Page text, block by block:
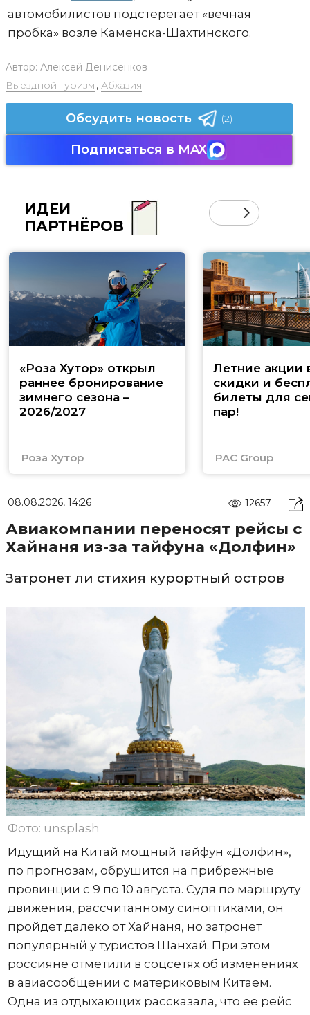
автомобилистов подстерегает «вечная
пробка» возле Каменска-Шахтинского.
Автор: Алексей Денисенков
Выездной туризм , Абхазия
Обсудить новость (2)
Подписаться в MAX
ИДЕИ
ПАРТНЁРОВ
«Роза Хутор» открыл
раннее бронирование
зимнего сезона –
2026/2027
Роза Хутор
Летние акции
скидки и
билеты для
пар!
PAC Group
08.08.2026, 14:26 12657
Авиакомпании переносят рейсы с
Хайнаня из-за тайфуна «Долфин»
Затронет ли стихия курортный остров
Фото: unsplash
Идущий на Китай мощный тайфун «Долфин»,
по прогнозам, обрушится на прибрежные
провинции с 9 по 10 августа. Судя по маршруту
движения, рассчитанному синоптиками, он
пройдет далеко от Хайнаня, но затронет
популярный у туристов Шанхай. При этом
россияне отметили в соцсетях об изменениях
в авиасообщении с материковым Китаем.
Одна из отдыхающих рассказала, что ее рейс